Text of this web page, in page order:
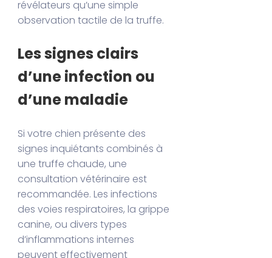
révélateurs qu’une simple
observation tactile de la truffe.
Les signes clairs
d’une infection ou
d’une maladie
Si votre chien présente des
signes inquiétants combinés à
une truffe chaude, une
consultation vétérinaire est
recommandée. Les infections
des voies respiratoires, la grippe
canine, ou divers types
d’inflammations internes
peuvent effectivement